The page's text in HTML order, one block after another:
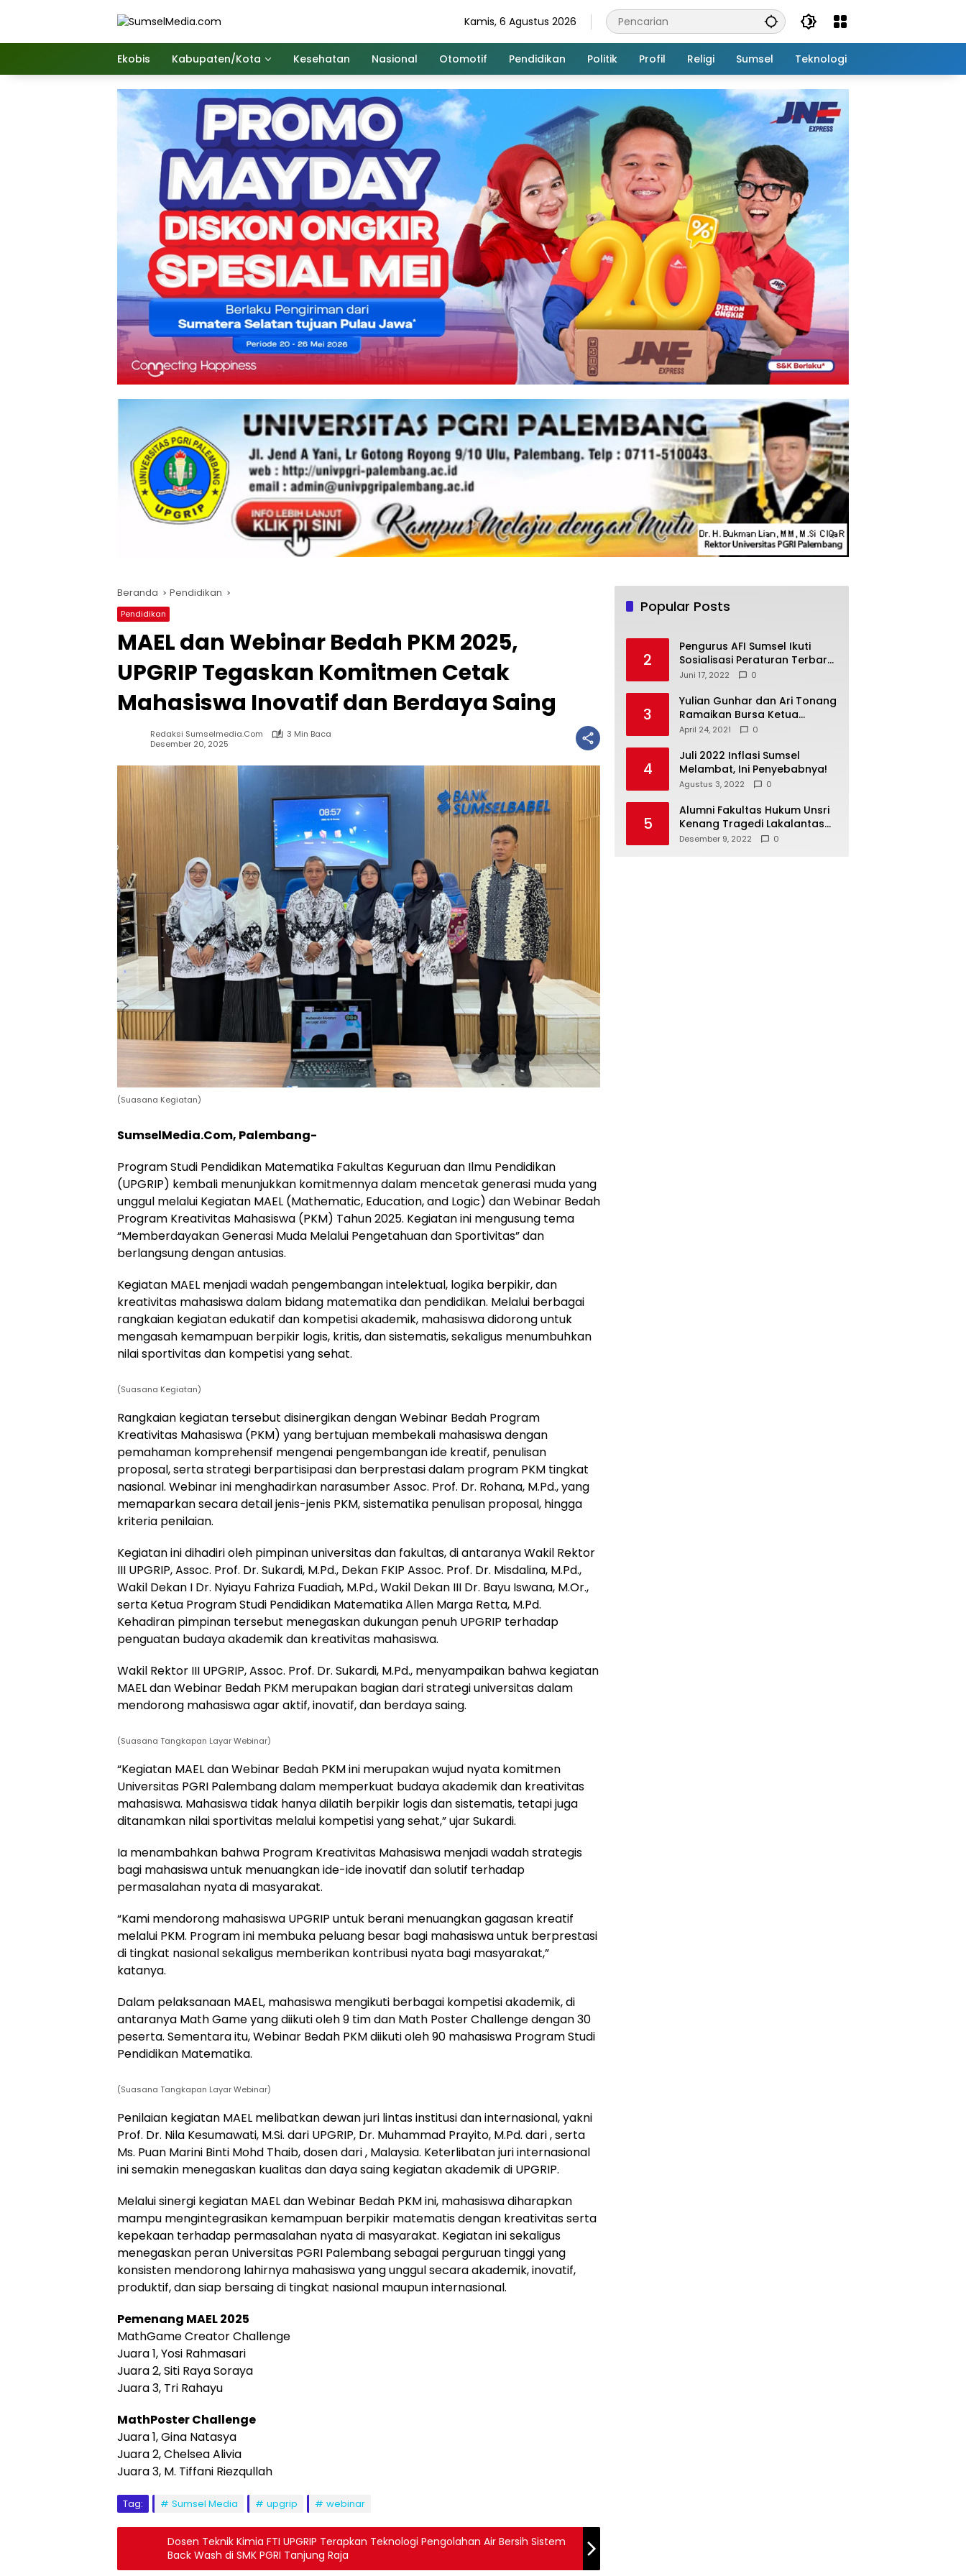
Kamis, 6 Agustus 2026
Ekobis Kabupaten/Kota Kesehatan Nasional Otomotif Pendidikan Politik Profil Religi Sumsel Teknologi
Beranda Pendidikan
Pendidikan
MAEL dan Webinar Bedah PKM 2025,
UPGRIP Tegaskan Komitmen Cetak
Mahasiswa Inovatif dan Berdaya Saing
Redaksi Sumselmedia.com
3 Min Baca
Desember 20, 2025
(Suasana Kegiatan)
SumselMedia.Com, Palembang-
Program Studi Pendidikan Matematika Fakultas Keguruan dan Ilmu Pendidikan
(UPGRIP) kembali menunjukkan komitmennya dalam mencetak generasi muda yang
unggul melalui Kegiatan MAEL (Mathematic, Education, and Logic) dan Webinar Bedah
Program Kreativitas Mahasiswa (PKM) Tahun 2025. Kegiatan ini mengusung tema
“Memberdayakan Generasi Muda Melalui Pengetahuan dan Sportivitas” dan
berlangsung dengan antusias.
Kegiatan MAEL menjadi wadah pengembangan intelektual, logika berpikir, dan
kreativitas mahasiswa dalam bidang matematika dan pendidikan. Melalui berbagai
rangkaian kegiatan edukatif dan kompetisi akademik, mahasiswa didorong untuk
mengasah kemampuan berpikir logis, kritis, dan sistematis, sekaligus menumbuhkan
nilai sportivitas dan kompetisi yang sehat.
(Suasana Kegiatan)
Rangkaian kegiatan tersebut disinergikan dengan Webinar Bedah Program
Kreativitas Mahasiswa (PKM) yang bertujuan membekali mahasiswa dengan
pemahaman komprehensif mengenai pengembangan ide kreatif, penulisan
proposal, serta strategi berpartisipasi dan berprestasi dalam program PKM tingkat
nasional. Webinar ini menghadirkan narasumber Assoc. Prof. Dr. Rohana, M.Pd., yang
memaparkan secara detail jenis-jenis PKM, sistematika penulisan proposal, hingga
kriteria penilaian.
Kegiatan ini dihadiri oleh pimpinan universitas dan fakultas, di antaranya Wakil Rektor
III UPGRIP, Assoc. Prof. Dr. Sukardi, M.Pd., Dekan FKIP Assoc. Prof. Dr. Misdalina, M.Pd.,
Wakil Dekan I Dr. Nyiayu Fahriza Fuadiah, M.Pd., Wakil Dekan III Dr. Bayu Iswana, M.Or.,
serta Ketua Program Studi Pendidikan Matematika Allen Marga Retta, M.Pd.
Kehadiran pimpinan tersebut menegaskan dukungan penuh UPGRIP terhadap
penguatan budaya akademik dan kreativitas mahasiswa.
Wakil Rektor III UPGRIP, Assoc. Prof. Dr. Sukardi, M.Pd., menyampaikan bahwa kegiatan
MAEL dan Webinar Bedah PKM merupakan bagian dari strategi universitas dalam
mendorong mahasiswa agar aktif, inovatif, dan berdaya saing.
(Suasana Tangkapan Layar Webinar)
“Kegiatan MAEL dan Webinar Bedah PKM ini merupakan wujud nyata komitmen
Universitas PGRI Palembang dalam memperkuat budaya akademik dan kreativitas
mahasiswa. Mahasiswa tidak hanya dilatih berpikir logis dan sistematis, tetapi juga
ditanamkan nilai sportivitas melalui kompetisi yang sehat,” ujar Sukardi.
Ia menambahkan bahwa Program Kreativitas Mahasiswa menjadi wadah strategis
bagi mahasiswa untuk menuangkan ide-ide inovatif dan solutif terhadap
permasalahan nyata di masyarakat.
“Kami mendorong mahasiswa UPGRIP untuk berani menuangkan gagasan kreatif
melalui PKM. Program ini membuka peluang besar bagi mahasiswa untuk berprestasi
di tingkat nasional sekaligus memberikan kontribusi nyata bagi masyarakat,”
katanya.
Dalam pelaksanaan MAEL, mahasiswa mengikuti berbagai kompetisi akademik, di
antaranya Math Game yang diikuti oleh 9 tim dan Math Poster Challenge dengan 30
peserta. Sementara itu, Webinar Bedah PKM diikuti oleh 90 mahasiswa Program Studi
Pendidikan Matematika.
(Suasana Tangkapan Layar Webinar)
Penilaian kegiatan MAEL melibatkan dewan juri lintas institusi dan internasional, yakni
Prof. Dr. Nila Kesumawati, M.Si. dari UPGRIP, Dr. Muhammad Prayito, M.Pd. dari , serta
Ms. Puan Marini Binti Mohd Thaib, dosen dari , Malaysia. Keterlibatan juri internasional
ini semakin menegaskan kualitas dan daya saing kegiatan akademik di UPGRIP.
Melalui sinergi kegiatan MAEL dan Webinar Bedah PKM ini, mahasiswa diharapkan
mampu mengintegrasikan kemampuan berpikir matematis dengan kreativitas serta
kepekaan terhadap permasalahan nyata di masyarakat. Kegiatan ini sekaligus
menegaskan peran Universitas PGRI Palembang sebagai perguruan tinggi yang
konsisten mendorong lahirnya mahasiswa yang unggul secara akademik, inovatif,
produktif, dan siap bersaing di tingkat nasional maupun internasional.
Pemenang MAEL 2025
MathGame Creator Challenge
Juara 1, Yosi Rahmasari
Juara 2, Siti Raya Soraya
Juara 3, Tri Rahayu
MathPoster Challenge
Juara 1, Gina Natasya
Juara 2, Chelsea Alivia
Juara 3, M. Tiffani Riezqullah
Tag: Sumsel Media upgrip webinar
Dosen Teknik Kimia FTI UPGRIP Terapkan Teknologi Pengolahan Air Bersih Sistem
Back Wash di SMK PGRI Tanjung Raja
Popular Posts
2
Pengurus AFI Sumsel Ikuti
Sosialisasi Peraturan Terbaru
Federasi Floorball
Juni 17, 2022 0
3
Yulian Gunhar dan Ari Tonang
Ramaikan Bursa Ketua
Percasi Sumsel
April 24, 2021 0
4
Juli 2022 Inflasi Sumsel
Melambat, Ini Penyebabnya!
Agustus 3, 2022 0
5
Alumni Fakultas Hukum Unsri
Kenang Tragedi Lakalantas
28 Tahun Silam
Desember 9, 2022 0